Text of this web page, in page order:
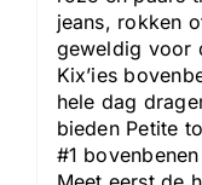
jeans, rokken
geweldig voor
Kix’ies
hele dag
bieden Petite
#1